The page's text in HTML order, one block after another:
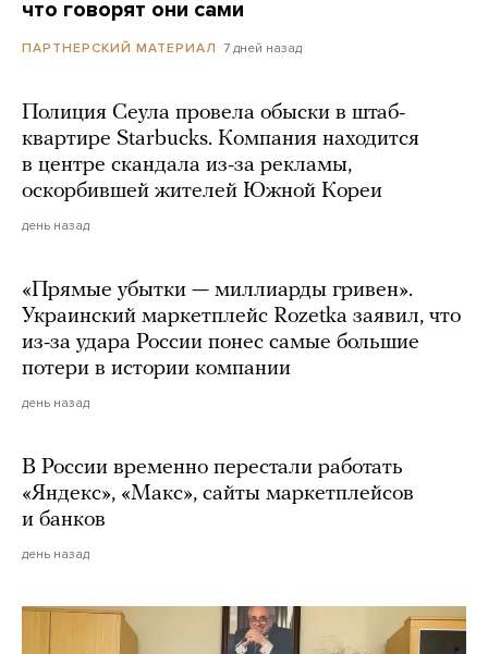
что говорят они сами
ПАРТНЕРСКИЙ МАТЕРИАЛ 7 дней назад
Полиция Сеула провела обыски в штаб-
квартире Starbucks. Компания находится
в центре скандала из-за рекламы,
оскорбившей жителей Южной Кореи
день назад
«Прямые убытки — миллиарды гривен».
Украинский маркетплейс Rozetka заявил, что
из-за удара России понес самые большие
потери в истории компании
день назад
В России временно перестали работать
«Яндекс», «Макс», сайты маркетплейсов
и банков
день назад